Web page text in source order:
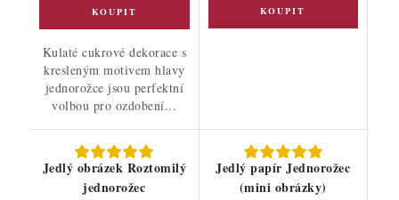
Kulaté cukrové dekorace s
kresleným motivem hlavy
jednorožce jsou perfektní
volbou pro ozdobení...
Jedlý obrázek Roztomilý
jednorožec
Jedlý papír Jednorožec
(mini obrázky)